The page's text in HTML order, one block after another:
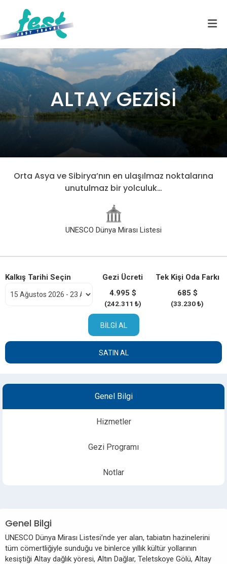
ALTAY GEZİSİ
Orta Asya ve Sibirya’nın en ulaşılmaz noktalarına
unutulmaz bir yolculuk…
UNESCO Dünya Mirası Listesi
Kalkış Tarihi Seçin
Gezi Ücreti
4.995 $
(242.311 ₺)
Tek Kişi Oda Farkı
685 $
(33.230 ₺)
BILGI AL
SATIN AL
Genel Bilgi
Hizmetler
Gezi Programı
Notlar
Genel Bilgi
UNESCO Dünya Mirası Listesi’nde yer alan, tabiatın hazinelerini
tüm cömertliğiyle sunduğu ve binlerce yıllık kültür yollarının
kesiştiği Altay dağlık yöresi, Altın Dağlar, Teletskoye Gölü, Altay